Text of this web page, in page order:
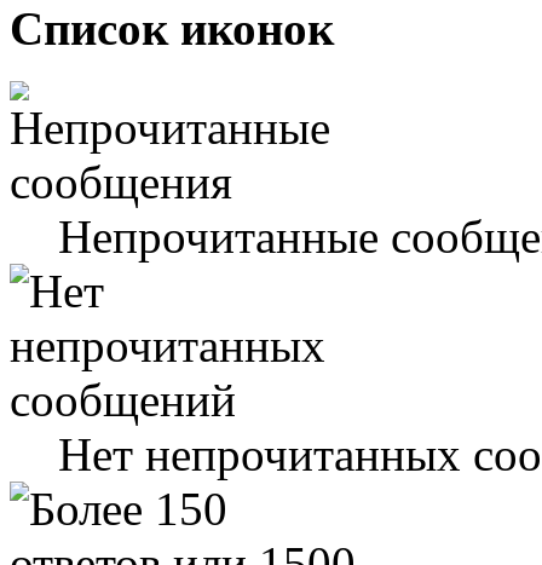
Список иконок
Непрочитанные
Нет непрочитанных